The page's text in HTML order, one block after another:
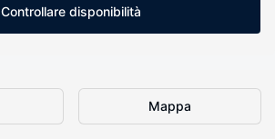
Controllare disponibilità
Mappa